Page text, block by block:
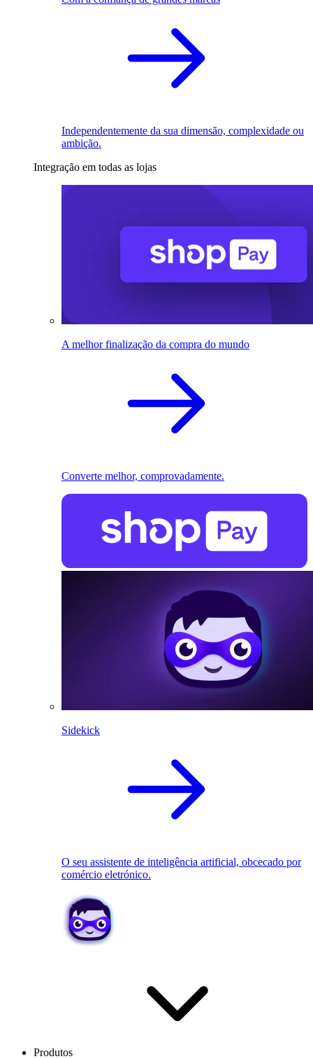
Independentemente da sua dimensão, complexidade ou
ambição.
Integração em todas as lojas
A melhor finalização da compra do mundo
Converte melhor, comprovadamente.
Sidekick
O seu assistente de inteligência artificial, obcecado por
comércio eletrónico.
Produtos